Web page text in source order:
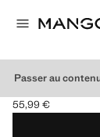
Passer au
PULL-OVER
Prix actuel [55,99
55,99 €
Choisissez une